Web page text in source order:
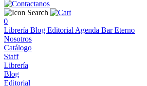
0
Librería Blog Editorial Agenda Bar Eterno
Nosotros
Catálogo
Staff
Librería
Blog
Editorial